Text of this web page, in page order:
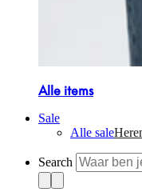
Alle items
Sale
Alle sale
Search